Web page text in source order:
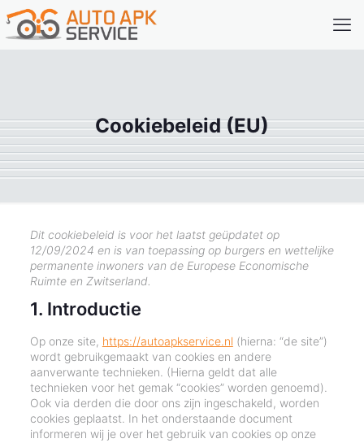
Cookiebeleid (EU)
Dit cookiebeleid is voor het laatst geüpdatet op
12/09/2024 en is van toepassing op burgers en wettelijke
permanente inwoners van de Europese Economische
Ruimte en Zwitserland.
1. Introductie
Op onze site, https://autoapkservice.nl (hierna: “de site”)
wordt gebruikgemaakt van cookies en andere
aanverwante technieken. (Hierna geldt dat alle
technieken voor het gemak “cookies” worden genoemd).
Ook via derden die door ons zijn ingeschakeld, worden
cookies geplaatst. In het onderstaande document
informeren wij je over het gebruik van cookies op onze